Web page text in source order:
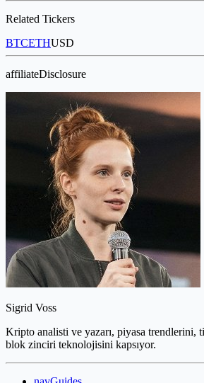
Related Tickers
BTCETHUSD
affiliateDisclosure
Sigrid Voss
Kripto analisti ve yazarı, piyasa trendlerini,
blok zinciri teknolojisini kapsıyor.